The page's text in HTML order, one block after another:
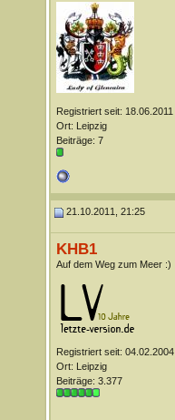
Registriert seit: 18.06.2011
Ort: Leipzig
Beiträge: 7
21.10.2011, 21:25
KHB1
Auf dem Weg zum Meer :)
Registriert seit: 04.02.2004
Ort: Leipzig
Beiträge: 3.377